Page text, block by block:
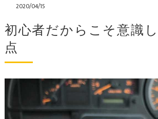
2020/04/15
初心者だからこそ意識
点